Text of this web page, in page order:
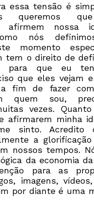
essa tensão é
queremos
afirmem nossa
nós
momento
tem o direito de
para que eu
que eles vejam
fim de fazer
quem sou,
vezes.
afirmarem minha
sinto. Acredito
a
nossos tempos.
da economia
para as
imagens,
por diante é uma